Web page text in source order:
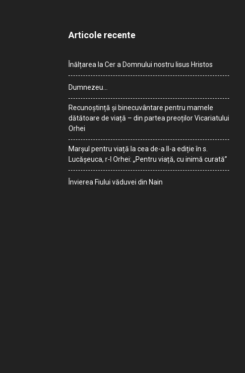
Articole recente
Înălțarea la Cer a Domnului nostru Iisus Hristos
Dumnezeu…
Recunoștință și binecuvântare pentru mamele
dătătoare de viață – din partea preoților Vicariatului
Orhei
Marșul pentru viață la cea de-a II-a ediție în s.
Lucășeuca, r-l Orhei: „Pentru viață, cu inimă curată”
Învierea Fiului văduvei din Nain